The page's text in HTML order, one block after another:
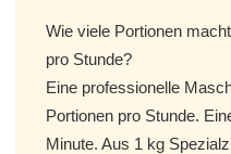
Wie viele Portionen
pro Stunde?
Eine professionelle
Portionen pro Stunde.
Minute. Aus 1 kg